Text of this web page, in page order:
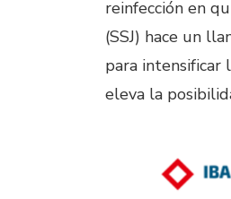
reinfección en
(SSJ) hace un
para intensificar
eleva la